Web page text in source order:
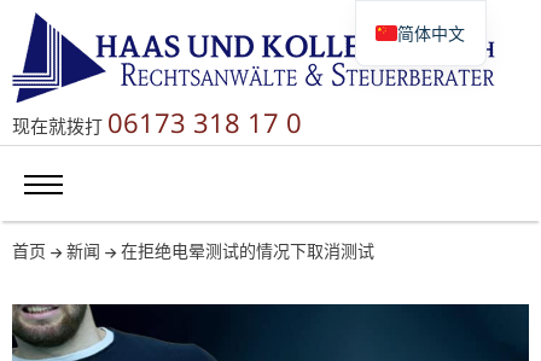
现在就拨打 06173 318 17 0
首页 新闻 在拒绝电晕测试的情况下取消测试
简体中文
Deutsch
Русский